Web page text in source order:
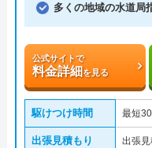
多くの地域の水道局
公式サイトで
料金詳細を見る
駆けつけ時間 最短
出張見積もり 出張